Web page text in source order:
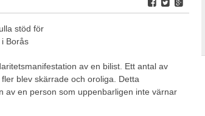
stöd för
Borås
av en bilist. Ett antal av
blev skärrade och oroliga. Detta
av en person som uppenbarligen inte värnar